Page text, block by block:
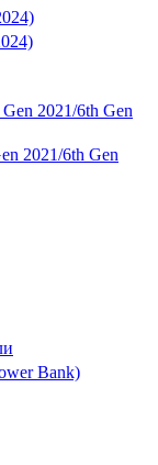
2021/6th Gen
2021/6th Gen
Bank)